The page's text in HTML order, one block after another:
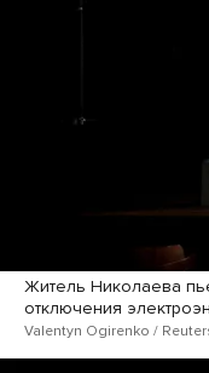
Житель Николаева
отключения
Valentyn Ogirenko /